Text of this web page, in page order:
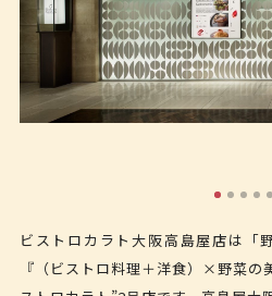
ビストロカラト大阪高島屋店は「
『（ビストロ料理＋洋食）×野菜の